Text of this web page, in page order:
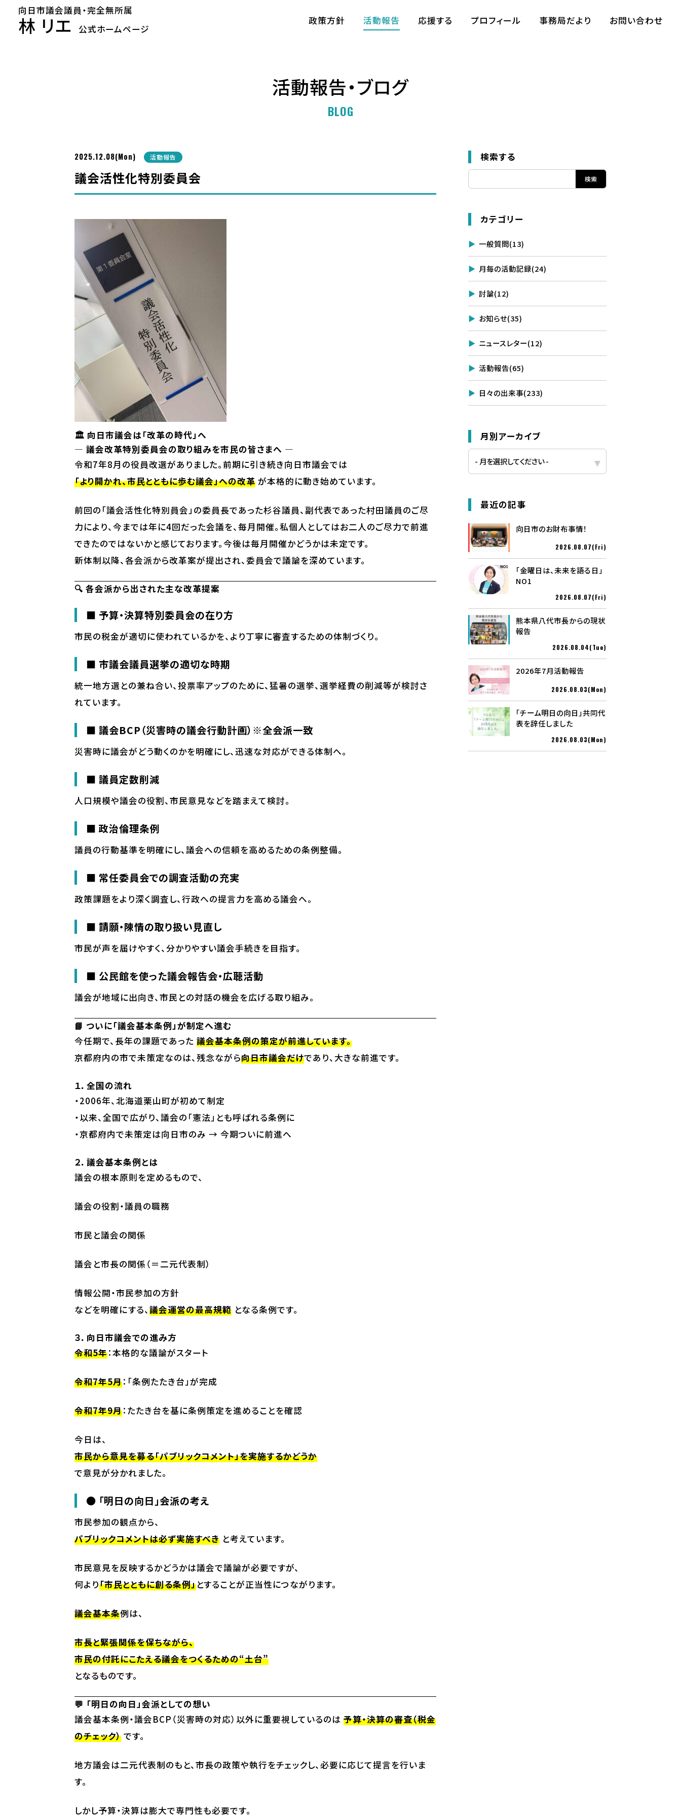
向日市議会議員・完全無所属
林 リエ 公式ホームページ
政策方針 活動報告 応援する プロフィール 事務局だより お問い合わせ
活動報告・ブログ
BLOG
2025.12.08(Mon) 活動報告
議会活性化特別委員会
🏛 向日市議会は「改革の時代」へ
― 議会改革特別委員会の取り組みを市民の皆さまへ ―
令和7年8月の役員改選がありました。前期に引き続き向日市議会では
「より開かれ、市民とともに歩む議会」への改革 が本格的に動き始めています。
前回の「議会活性化特別員会」の委員長であった杉谷議員、副代表であった村田議員のご尽
力により、今までは年に4回だった会議を、毎月開催。私個人としてはお二人のご尽力で前進
できたのではないかと感じております。今後は毎月開催かどうかは未定です。
新体制以降、各会派から改革案が提出され、委員会で議論を深めています。
🔍 各会派から出された主な改革提案
■ 予算・決算特別委員会の在り方
市民の税金が適切に使われているかを、より丁寧に審査するための体制づくり。
■ 市議会議員選挙の適切な時期
統一地方選との兼ね合い、投票率アップのために、猛暑の選挙、選挙経費の削減等が検討さ
れています。
■ 議会BCP（災害時の議会行動計画）※全会派一致
災害時に議会がどう動くのかを明確にし、迅速な対応ができる体制へ。
■ 議員定数削減
人口規模や議会の役割、市民意見などを踏まえて検討。
■ 政治倫理条例
議員の行動基準を明確にし、議会への信頼を高めるための条例整備。
■ 常任委員会での調査活動の充実
政策課題をより深く調査し、行政への提言力を高める議会へ。
■ 請願・陳情の取り扱い見直し
市民が声を届けやすく、分かりやすい議会手続きを目指す。
■ 公民館を使った議会報告会・広聴活動
議会が地域に出向き、市民との対話の機会を広げる取り組み。
📘 ついに「議会基本条例」が制定へ進む
今任期で、長年の課題であった 議会基本条例の策定が前進しています。
京都府内の市で未策定なのは、残念ながら向日市議会だけであり、大きな前進です。
１．全国の流れ
・2006年、北海道栗山町が初めて制定
・以来、全国で広がり、議会の「憲法」とも呼ばれる条例に
・京都府内で未策定は向日市のみ → 今期ついに前進へ
２．議会基本条例とは
議会の根本原則を定めるもので、
議会の役割・議員の職務
市民と議会の関係
議会と市長の関係（＝二元代表制）
情報公開・市民参加の方針
などを明確にする、議会運営の最高規範 となる条例です。
３．向日市議会での進み方
令和5年：本格的な議論がスタート
令和7年5月：「条例たたき台」が完成
令和7年9月：たたき台を基に条例策定を進めることを確認
今日は、
市民から意見を募る「パブリックコメント」を実施するかどうか
で意見が分かれました。
● 「明日の向日」会派の考え
市民参加の観点から、
パブリックコメントは必ず実施すべき と考えています。
市民意見を反映するかどうかは議会で議論が必要ですが、
何より「市民とともに創る条例」とすることが正当性につながります。
議会基本条例は、
市長と緊張関係を保ちながら、
市民の付託にこたえる議会をつくるための“土台”
となるものです。
💬 「明日の向日」会派としての想い
議会基本条例・議会BCP（災害時の対応）以外に重要視しているのは 予算・決算の審査（税金
のチェック） です。
地方議会は二元代表制のもと、市長の政策や執行をチェックし、必要に応じて提言を行いま
す。
しかし予算・決算は膨大で専門性も必要です。
検索する
カテゴリー
一般質問(13)
月毎の活動記録(24)
討論(12)
お知らせ(35)
ニュースレター(12)
活動報告(65)
日々の出来事(233)
月別アーカイブ
最近の記事
向日市のお財布事情！
2026.08.07(Fri)
「金曜日は、未来を語る日」
NO1
2026.08.07(Fri)
熊本県八代市長からの現状
報告
2026.08.04(Tue)
2026年7月活動報告
2026.08.03(Mon)
「チーム明日の向日」共同代
表を辞任しました
2026.08.03(Mon)